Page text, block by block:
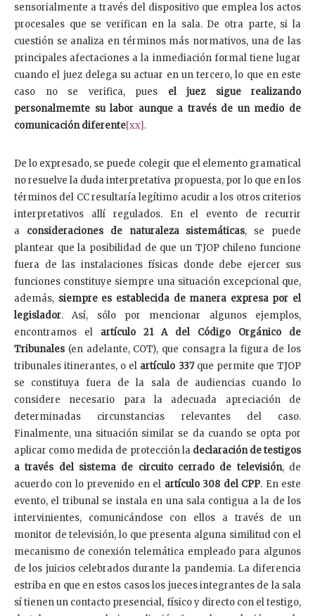
sensorialmente a través del dispositivo que emplea los actos
procesales que se verifican en la sala. De otra parte, si la
cuestión se analiza en términos más normativos, una de las
principales afectaciones a la inmediación formal tiene lugar
cuando el juez delega su actuar en un tercero, lo que en este
caso no se verifica, pues el juez sigue realizando
personalmemte su labor aunque a través de un medio de
comunicación diferente[xx].
De lo expresado, se puede colegir que el elemento gramatical
no resuelve la duda interpretativa propuesta, por lo que en los
términos del CC resultaría legítimo acudir a los otros criterios
interpretativos allí regulados. En el evento de recurrir
a consideraciones de naturaleza sistemáticas, se puede
plantear que la posibilidad de que un TJOP chileno funcione
fuera de las instalaciones físicas donde debe ejercer sus
funciones constituye siempre una situación excepcional que,
además, siempre es establecida de manera expresa por el
legislador. Así, sólo por mencionar algunos ejemplos,
encontramos el artículo 21 A del Código Orgánico de
Tribunales (en adelante, COT), que consagra la figura de los
tribunales itinerantes, o el artículo 337que permite que TJOP
se constituya fuera de la sala de audiencias cuando lo
considere necesario para la adecuada apreciación de
determinadas circunstancias relevantes del caso.
Finalmente, una situación similar se da cuando se opta por
aplicar como medida de protección la declaración de testigos
a través del sistema de circuito cerrado de televisión, de
acuerdo con lo prevenido en el artículo 308 del CPP. En este
evento, el tribunal se instala en una sala contigua a la de los
intervinientes, comunicándose con ellos a través de un
monitor de televisión, lo que presenta alguna similitud con el
mecanismo de conexión telemática empleado para algunos
de los juicios celebrados durante la pandemia. La diferencia
estriba en que en estos casos los jueces integrantes de la sala
sí tienen un contacto presencial, físico y directo con el testigo,